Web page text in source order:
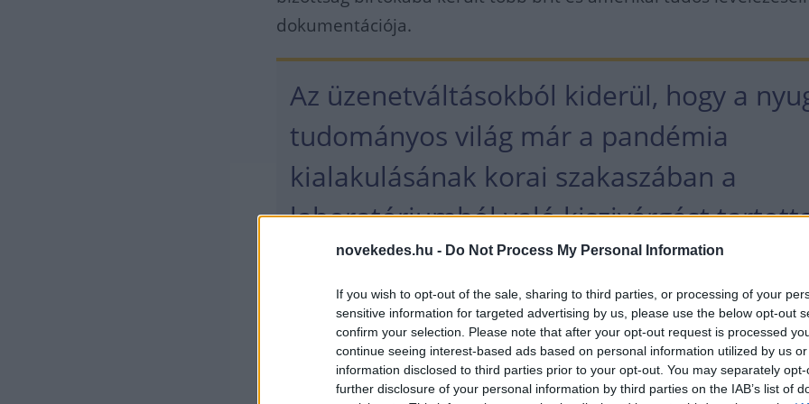
novekedes.hu - Do Not Process My Personal Information
If you wish to opt-out of the sale, sharing to third parties, or processing of your
sensitive information for targeted advertising by us, please use the below opt-out
confirm your selection. Please note that after your opt-out request is processed
continue seeing interest-based ads based on personal information utilized by us
information disclosed to third parties prior to your opt-out. You may separately
further disclosure of your personal information by third parties on the IAB’s list of
dokumentációja.
Az üzenetváltásokból kiderül, hogy a
tudományos világ már a pandémia
kialakulásának korai szakaszában a
laboratóriumból való kiszivárgást
legvalószínűbb magyarázatnak az
eddigieknél sokkal gyorsabban terjedő
létrejöttével kapcsolatban.